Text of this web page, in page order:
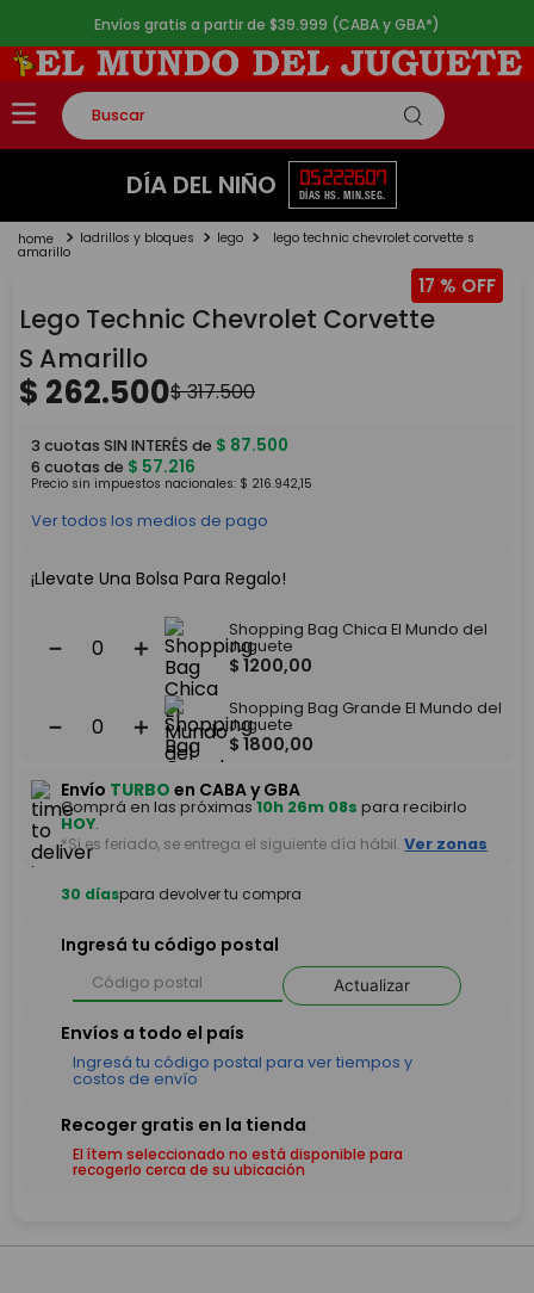
Envíos gratis a partir de $39.999 (CABA y GBA*)
Buscar
TÉRMINOS MÁS BUSCADOS
2.
lego
4.
monopatin
5
toy story
DÍA DEL NIÑO 05
DÍAS
22
HS.
26
MIN.
07
SEG.
ladrillos y bloques lego lego technic chevrolet corvette s
amarillo
17 %
Lego Technic Chevrolet Corvette
S Amarillo
$ 262.500$317.500
3 cuotas SIN INTERÉS de $ 87.500
6 cuotas de $ 57.216
Precio sin impuestos nacionales: $ 216.942,15
Ver todos los medios de pago
¡Llevate Una Bolsa Para Regalo!
＋
－
Shopping Bag Chica El Mundo del
Juguete
$ 1200,00
＋
－
Shopping Bag Grande El Mundo del
Juguete
$ 1800,00
Envío TURBO en CABA y GBA
Comprá en las próximas10h 26m 08s para recibirlo
HOY.
*Si es feriado, se entrega el siguiente día hábil. Ver zonas
30 díaspara devolver tu compra
Ingresá tu código postal
Actualizar
El ítem seleccionado no está disponible para
recogerlo cerca de su ubicación